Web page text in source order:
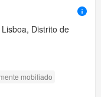
Distrito de
mobiliado